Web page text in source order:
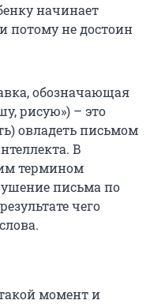
начинает
потому не достоин
обозначающая
рисую») – это
овладеть письмом
В
термином
письма по
чего
момент и